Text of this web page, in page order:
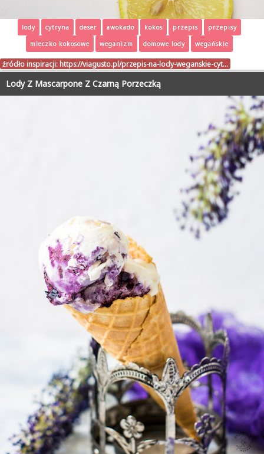
lody cytryna deser awokado kokos przepis
przepisy
mleczko kokosowe
weganizm domowe lody wegańskie
źródło inspiracji: https://viagusto.pl/przepis-na-lody-weganskie-cyt…
Lody Z Mascarpone Z Czarną Porzeczką